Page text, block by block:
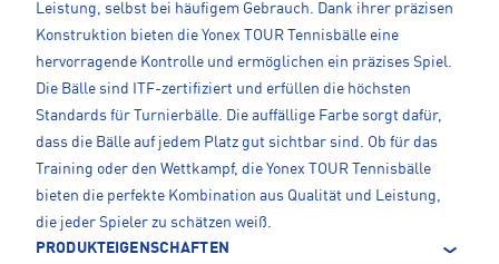
Leistung, selbst bei häufigem Gebrauch. Dank ihrer präzisen
Konstruktion bieten die Yonex TOUR Tennisbälle eine
hervorragende Kontrolle und ermöglichen ein präzises Spiel.
Die Bälle sind ITF-zertifiziert und erfüllen die höchsten
Standards für Turnierbälle. Die auffällige Farbe sorgt dafür,
dass die Bälle auf jedem Platz gut sichtbar sind. Ob für das
Training oder den Wettkampf, die Yonex TOUR Tennisbälle
bieten die perfekte Kombination aus Qualität und Leistung,
die jeder Spieler zu schätzen weiß.
PRODUKTEIGENSCHAFTEN